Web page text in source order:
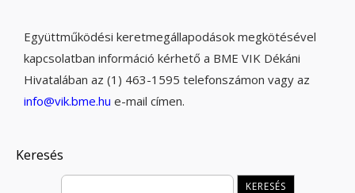
Együttműködési keretmegállapodások megkötésével
kapcsolatban információ kérhető a BME VIK Dékáni
Hivatalában az (1) 463-1595 telefonszámon vagy az
info@vik.bme.hu e-mail címen.
Keresés